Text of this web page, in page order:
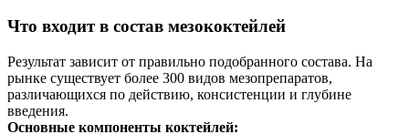
Что входит в состав мезококтейлей
Результат зависит от правильно подобранного состава. На
рынке существует более 300 видов мезопрепаратов,
различающихся по действию, консистенции и глубине
введения.
Основные компоненты коктейлей: